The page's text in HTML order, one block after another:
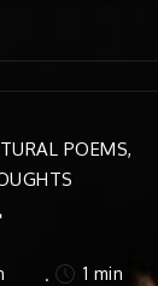
POEMS,
1 min